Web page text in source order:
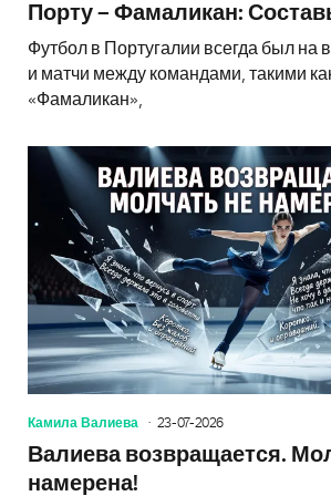
Порту – Фамаликан:
Футбол в Португалии всегда был на
и матчи между командами, такими
«Фамаликан»,
Камила Валиева 23-07-2026
Валиева возвращается.
намерена!